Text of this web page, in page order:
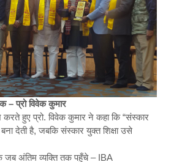
– प्रो विवेक कुमार
हुए प्रो. विवेक कुमार ने कहा कि “संस्कार
बना देती है, जबकि संस्कार युक्त शिक्षा उसे
जब अंतिम व्यक्ति तक पहुँचे – IBA